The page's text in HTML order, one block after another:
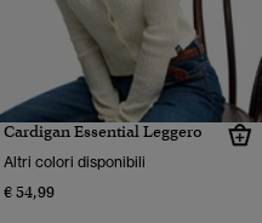
Cardigan Essential Leggero
Altri colori disponibili
€ 54,99